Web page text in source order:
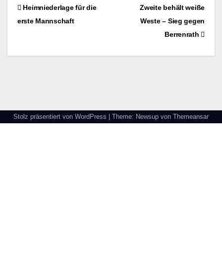
BeitragsnavigationZweite behält weiße
Weste – Sieg gegen
Berrenrath
Heimniederlage für die
erste Mannschaft
Stolz präsentiert von WordPress Theme: Newsup von Themeansar